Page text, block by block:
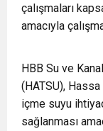
çalışmaları
amacıyla
HBB Su ve
(HATSU),
içme suyu
sağlanması